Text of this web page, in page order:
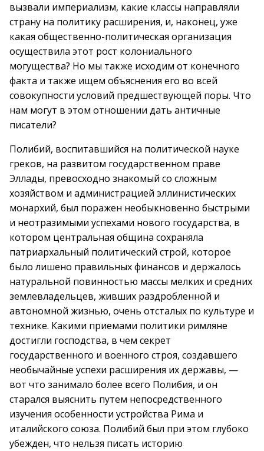
вызвали империализм, какие классы направляли
страну на политику расширения, и, наконец, уже
какая общественно-политическая организация
осуществила этот рост колониального
могущества? Но мы также исходим от конечного
факта и также ищем объяснения его во всей
совокупности условий предшествующей поры. Что
нам могут в этом отношении дать античные
писатели?
Полибий, воспитавшийся на политической науке
греков, на развитом государственном праве
Эллады, превосходно знакомый со сложным
хозяйством и администрацией эллинистических
монархий, был поражен необыкновенно быстрыми
и неотразимыми успехами нового государства, в
котором центральная община сохраняла
патриархальный политический строй, которое
было лишено правильных финансов и держалось
натуральной повинностью массы мелких и средних
землевладельцев, живших раздробленной и
автономной жизнью, очень отсталых по культуре и
технике. Какими приемами политики римляне
достигли господства, в чем секрет
государственного и военного строя, создавшего
необычайные успехи расширения их державы, —
вот что занимало более всего Полибия, и он
старался выяснить путем непосредственного
изучения особенности устройства Рима и
италийского союза. Полибий был при этом глубоко
убежден, что нельзя писать историю